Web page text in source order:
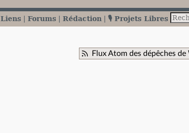
Liens Forums Rédaction 🎙️ Projets Libres
Flux Atom des dépêches de